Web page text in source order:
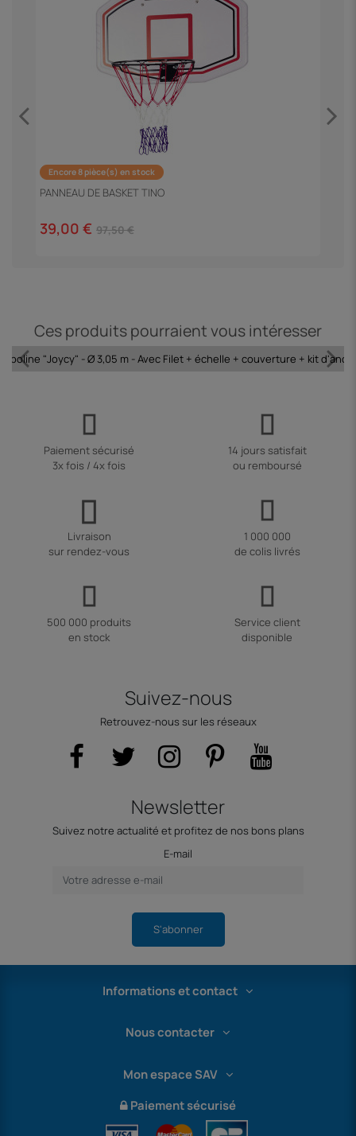
Encore 8 pièce(s) en stock
PANNEAU DE BASKET TINO
39,00 € 97,50 €
Ces produits pourraient vous intéresser
"Joycy" - Ø 3,05 m - Avec Filet + échelle + couverture + kit
Paiement sécurisé
3x fois / 4x fois
14 jours satisfait
ou remboursé
Livraison
sur rendez-vous
1 000 000
de colis livrés
500 000 produits
en stock
Service client
disponible
Suivez-nous
Retrouvez-nous sur les réseaux
Newsletter
Suivez notre actualité et profitez de nos bons plans
E-mail
S'abonner
Informations et contact
Nous contacter
Mon espace SAV
Paiement sécurisé